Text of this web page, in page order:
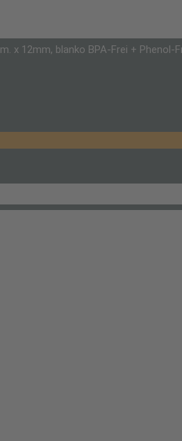
x 12mm, blanko BPA-Frei + Phenol-